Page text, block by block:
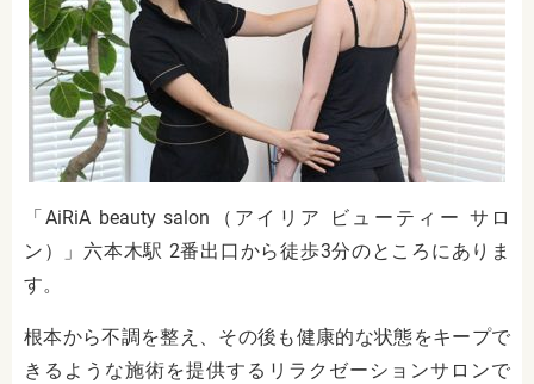
「AiRiA beauty salon（アイリア ビューティー サロ
ン）」六本木駅 2番出口から徒歩3分のところにありま
す。
根本から不調を整え、その後も健康的な状態をキープで
きるような施術を提供するリラクゼーションサロンで